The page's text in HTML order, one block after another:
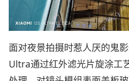
面对夜景拍摄时惹人厌的鬼
Ultra通过红外滤光片旋涂工